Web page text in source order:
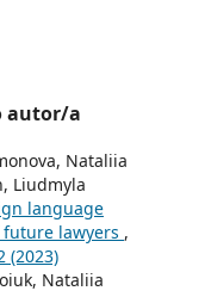
autor/a
Nataliia
Liudmyla
language
lawyers ,
(2023)
Nataliia